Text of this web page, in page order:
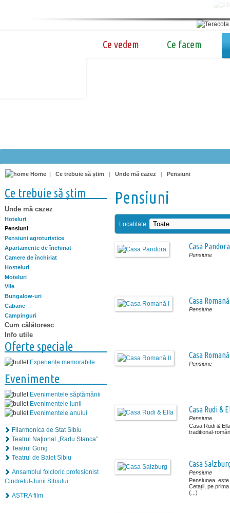
Ce vedem Ce facem
Home | Ce trebuie să știm | Unde mă cazez | Pensiuni
Ce trebuie să știm
Unde mă cazez
Hoteluri
Pensiuni
Pensiuni agroturistice
Apartamente de închiriat
Camere de închiriat
Hosteluri
Moteluri
Vile
Bungalow-uri
Cabane
Campinguri
Cum călătoresc
Info utile
Oferte speciale
Experiențe memorabile
Evenimente
Evenimentele săptămânii
Evenimentele lunii
Evenimentele anului
Filarmonica de Stat Sibiu
Teatrul Naţional „Radu Stanca”
Teatrul Gong
Teatrul de Balet Sibiu
Ansamblul folcloric profesionist
Cindrelul-Junii Sibiului
ASTRA film
Pensiuni
Localitate:
Casa Pandora
Pensiune
Casa
Pensiune
Casa
Pensiune
Casa Rudi &
Pensiune
Casa Rudi &
traditional-
Casa
Pensiune
Pensiunea
Cetații, pe
(...)